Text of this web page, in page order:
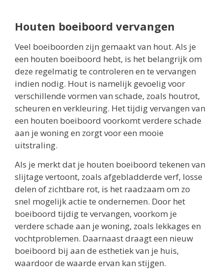
Houten boeiboord vervangen
Veel boeiboorden zijn gemaakt van hout. Als je
een houten boeiboord hebt, is het belangrijk om
deze regelmatig te controleren en te vervangen
indien nodig. Hout is namelijk gevoelig voor
verschillende vormen van schade, zoals houtrot,
scheuren en verkleuring. Het tijdig vervangen van
een houten boeiboord voorkomt verdere schade
aan je woning en zorgt voor een mooie
uitstraling.
Als je merkt dat je houten boeiboord tekenen van
slijtage vertoont, zoals afgebladderde verf, losse
delen of zichtbare rot, is het raadzaam om zo
snel mogelijk actie te ondernemen. Door het
boeiboord tijdig te vervangen, voorkom je
verdere schade aan je woning, zoals lekkages en
vochtproblemen. Daarnaast draagt een nieuw
boeiboord bij aan de esthetiek van je huis,
waardoor de waarde ervan kan stijgen.